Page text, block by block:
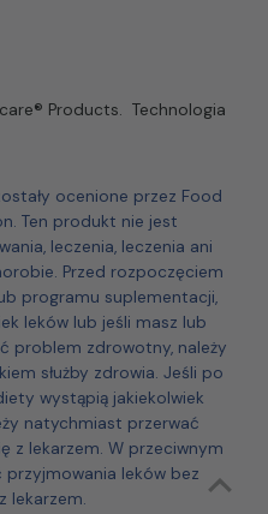
Products.Technologia
ocenione przez Food
Ten produkt nie jest
leczenia, leczenia ani
Przed rozpoczęciem
programu suplementacji,
leków lub jeśli masz lub
problem zdrowotny, należy
służby zdrowia. Jeśli po
wystąpią jakiekolwiek
natychmiast przerwać
z lekarzem. W przeciwnym
przyjmowania leków bez
lekarzem.